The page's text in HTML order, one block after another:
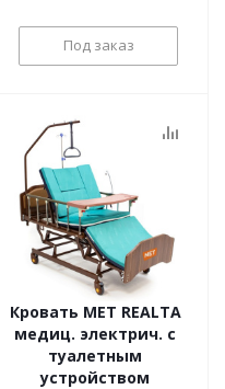
Под заказ
Кровать MET REALTA
медиц. электрич. с
туалетным
устройством